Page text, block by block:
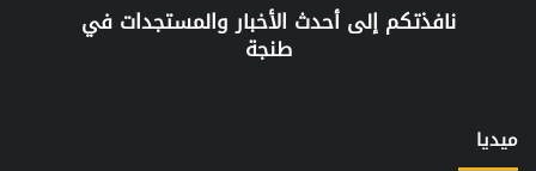
نافذتكم إلى أحدث الأخبار والمستجدات في
طنجة
ميديا